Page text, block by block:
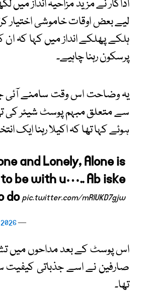
اداکار نے مزید مزاحیہ انداز
لیے بعض اوقات خاموشی اختیار
ہلکے پھلکے انداز میں کہا کہ
پرسکون رہنا چاہیے۔
یہ وضاحت اس وقت سامنے آئی
سے متعلق مبہم پوسٹ شیئر کی
ہوئے کہا تھا کہ اکیلا رہنا
and Lonely, Alone is
be with u….. Ab iske
dopic.twitter.com/mRlUKD7gjw
— Salman Khan (@BeingSalmanKhan)
2026
اس پوسٹ کے بعد مداحوں میں
صارفین نے اسے جذباتی کیفیت
تھا۔